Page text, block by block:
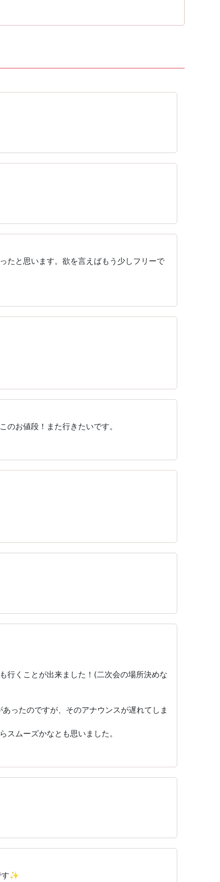
たと思います。欲を言えばもう少しフリーで
お値段！また行きたいです。
行くことが出来ました！(二次会の場所決めな
ったのですが、そのアナウンスが遅れてしま
ムーズかなとも思いました。
す✨